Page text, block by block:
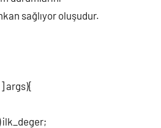
sağlıyor oluşudur.
args){
ilk_deger;